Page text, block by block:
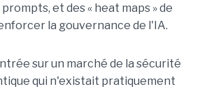
et des « heat maps » de
la gouvernance de l'IA.
sur un marché de la sécurité
qui n'existait pratiquement